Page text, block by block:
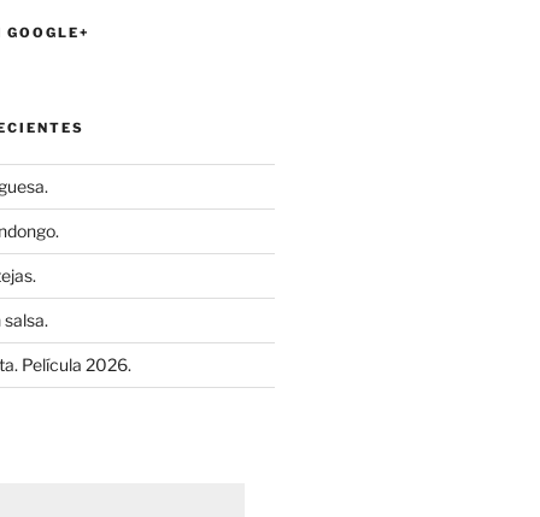
GOOGLE+
Película 2026.